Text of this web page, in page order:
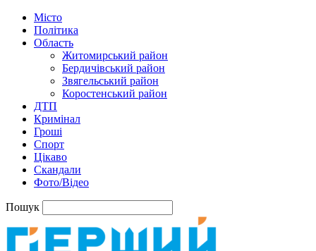
Місто
Політика
Область
Житомирський район
Бердичівський район
Звягельський район
Коростенський район
ДТП
Кримінал
Гроші
Спорт
Цікаво
Скандали
Фото/Відео
Пошук